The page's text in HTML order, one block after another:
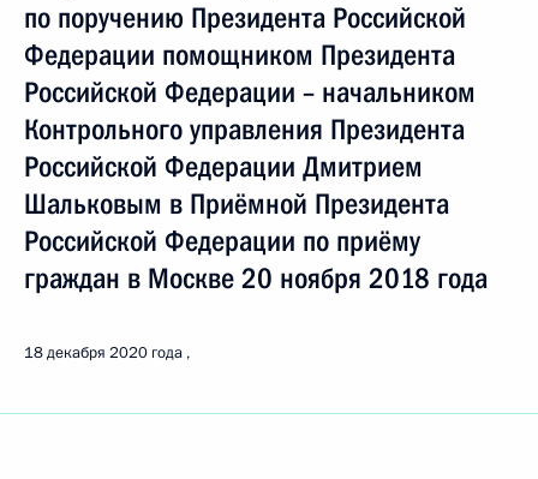
по поручению Президента Российской
Федерации помощником Президента
Российской Федерации – начальником
Контрольного управления Президента
Российской Федерации Дмитрием
Шальковым в Приёмной Президента
Российской Федерации по приёму
граждан в Москве 20 ноября 2018 года
18 декабря 2020 года